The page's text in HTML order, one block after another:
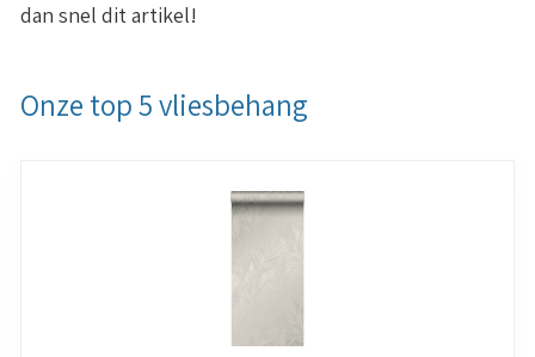
dan snel dit artikel!
Onze top 5 vliesbehang